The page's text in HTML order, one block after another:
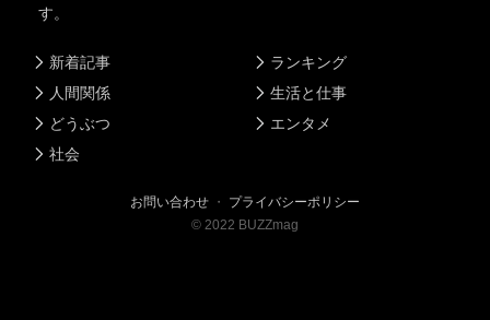
す。
新着記事
人間関係
どうぶつ
社会
ランキング
生活と仕事
エンタメ
お問い合わせ ・ プライバシーポリシー
© 2022 BUZZmag